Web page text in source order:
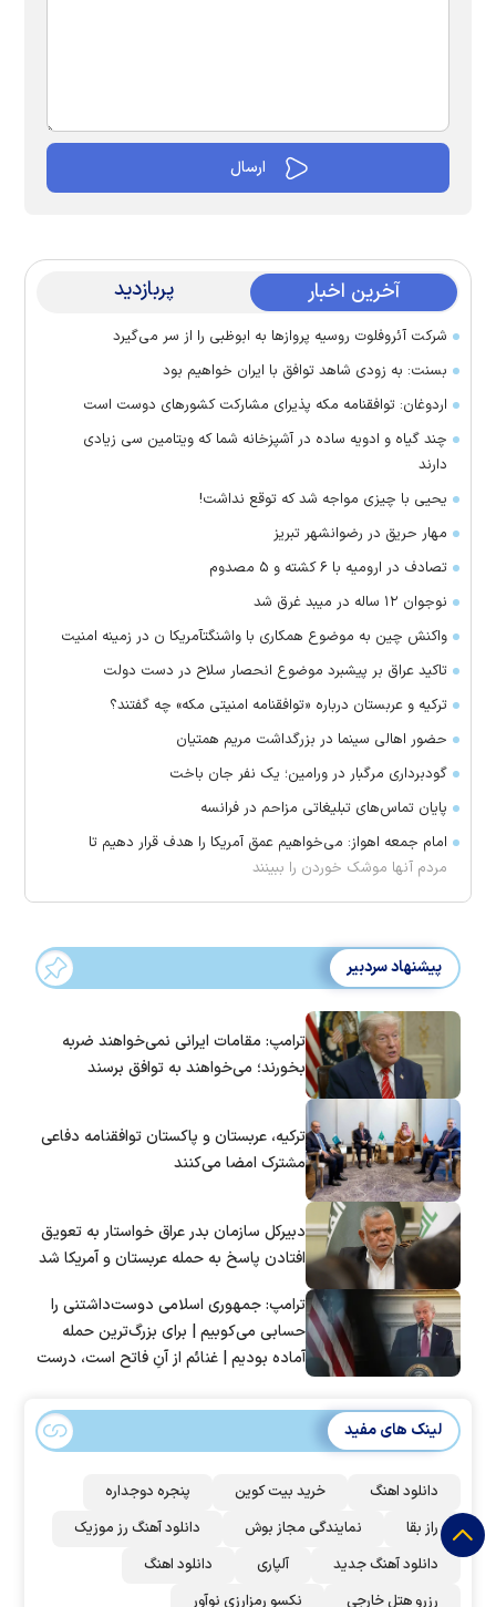
آخرین اخبار پربازدید
شرکت آئروفلوت روسیه پرواز‌ها به ابوظبی را از سر می‌گیرد
بسنت: به زودی شاهد توافق با ایران خواهیم بود
اردوغان: توافقنامه مکه پذیرای مشارکت کشور‌های دوست است
چند گیاه و ادویه ساده در آشپزخانه شما که ویتامین سی زیادی
دارند
یحیی با چیزی مواجه شد که توقع نداشت!
مهار حریق در رضوانشهر تبریز
تصادف در ارومیه با ۶ کشته و ۵ مصدوم
نوجوان ۱۲ ساله در میبد غرق شد
واکنش چین به موضوع همکاری با واشنگتآمریکا ن در زمینه امنیت
تاکید عراق بر پیشبرد موضوع انحصار سلاح در دست دولت
ترکیه و عربستان درباره «توافقنامه امنیتی مکه» چه گفتند؟
حضور اهالی سینما در بزرگداشت مریم همتیان
گودبرداری مرگبار در ورامین؛ یک نفر جان باخت
پایان تماس‌های تبلیغاتی مزاحم در فرانسه
امام جمعه اهواز: می‌خواهیم عمق آمریکا را هدف قرار دهیم تا
مردم آنها موشک خوردن را ببینند
پیشنهاد سردبیر
ترامپ: مقامات ایرانی نمی‌خواهند ضربه
بخورند؛ می‌خواهند به توافق برسند
ترکیه، عربستان و پاکستان توافقنامه دفاعی
مشترک امضا می‌کنند
دبیرکل سازمان بدر عراق خواستار به تعویق
افتادن پاسخ به حمله عربستان و آمریکا شد
ترامپ: جمهوری اسلامی دوست‌داشتنی را
حسابی می‌کوبیم | برای بزرگ‌ترین حمله
آماده بودیم | غنائم از آنِ فاتح است، درست
لینک های مفید
دانلود اهنگ خرید بیت کوین
پنجره دوجداره
راز بقا
نمایندگی مجاز بوش
دانلود آهنگ رز‌ موزیک
دانلود آهنگ جدید
آلپاری
دانلود اهنگ
رزرو هتل خارجی
نکسو رمزارزی نوآور